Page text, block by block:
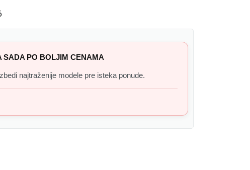
SADA PO BOLJIM CENAMA
najtraženije modele pre isteka ponude.